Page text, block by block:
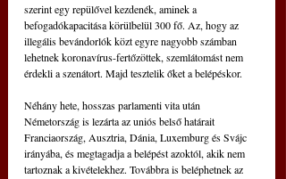
szerint egy repülővel kezdenék, aminek a
befogadókapacitása körülbelül 300 fő. Az, hogy az
illegális bevándorlók közt egyre nagyobb számban
lehetnek koronavírus-fertőzöttek, szemlátomást nem
érdekli a szenátort. Majd tesztelik őket a belépéskor.
Néhány hete, hosszas parlamenti vita után
Németország is lezárta az uniós belső határait
Franciaország, Ausztria, Dánia, Luxemburg és Svájc
irányába, és megtagadja a belépést azoktól, akik nem
tartoznak a kivételekhez. Továbbra is beléphetnek az